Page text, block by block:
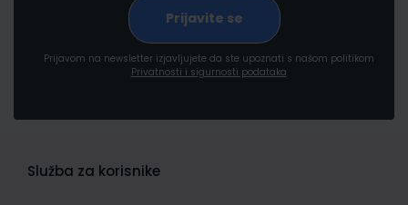
Prijavom na newsletter izjavljujete da ste upoznati s našom politikom
Privatnosti i sigurnosti podataka
Služba za korisnike